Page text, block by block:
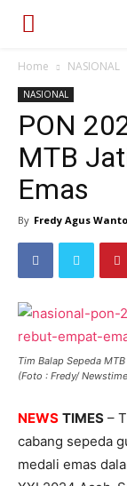
Home NASIONAL
NASIONAL
PON
MTB
Emas
By Fredy Agus
Tim Balap Sepeda
(Foto : Fredy/
NEWS TIMES –
cabang sepeda
medali emas